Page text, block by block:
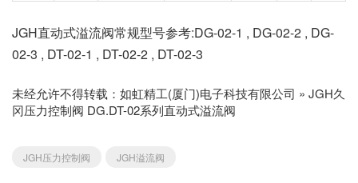
JGH直动式溢流阀常规型号参考:DG-02-1 , DG-02-2 , DG-
02-3 , DT-02-1 , DT-02-2 , DT-02-3
未经允许不得转载： 如虹精工(厦门)电子科技有限公司 » JGH久
冈压力控制阀 DG.DT-02系列直动式溢流阀
JGH压力控制阀 JGH溢流阀